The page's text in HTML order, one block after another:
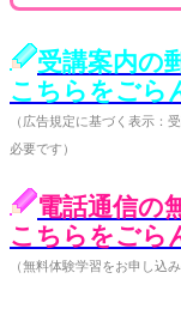
受講案内の
こちらをごら
（広告規定に基づく表示：
必要です）
電話通信の
こちらをごら
（無料体験学習をお申し込